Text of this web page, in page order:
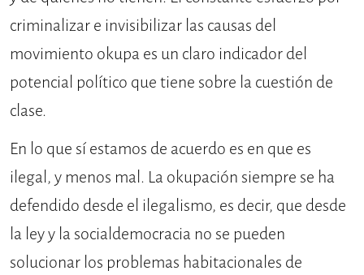
criminalizar e invisibilizar las causas del
movimiento okupa es un claro indicador del
potencial político que tiene sobre la cuestión de
clase.
En lo que sí estamos de acuerdo es en que es
ilegal, y menos mal. La okupación siempre se ha
defendido desde el ilegalismo, es decir, que desde
la ley y la socialdemocracia no se pueden
solucionar los problemas habitacionales de